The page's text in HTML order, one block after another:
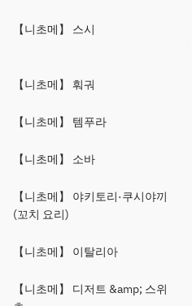
【니초메】 스시
【니초메】 훠궈
【니초메】 템푸라
【니초메】 소바
【니초메】 야키토리·쿠시야끼
(꼬치 요리)
【니초메】 이탈리아
【니초메】 디저트 &amp; 스위